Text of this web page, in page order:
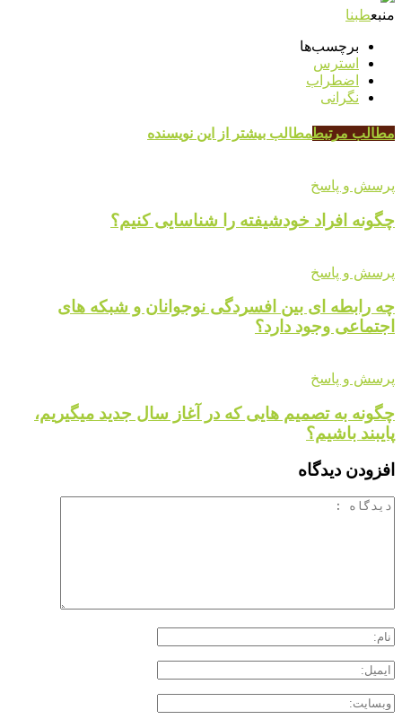
منبعطبنا
برچسب‌ها
استرس
اضطراب
نگرانی
مطالب مرتبطمطالب بیشتر از این نویسنده
پرسش و پاسخ
چگونه افراد خودشیفته را شناسایی کنیم؟
پرسش و پاسخ
چه رابطه ای بین افسردگی نوجوانان و شبکه های
اجتماعی وجود دارد؟
پرسش و پاسخ
چگونه به تصمیم هایی که در آغاز سال جدید میگیریم،
پایبند باشیم؟
افزودن دیدگاه